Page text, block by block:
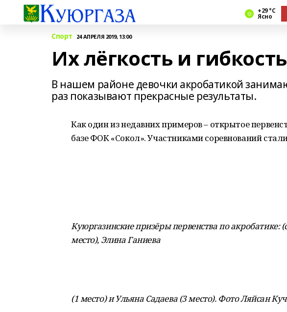
+29 °С
Ясно
Спорт 24 АПРЕЛЯ 2019, 13:00
Их лёгкость и
В нашем районе девочки акробатикой
раз показывают прекрасные результаты.
Как один из недавних примеров – открытое
базе ФОК «Сокол». Участниками соревнований
Куюргазинские призёры первенства по акробатике:
место), Элина Ганиева
(1 место) и Ульяна Садаева (3 место). Фото Ляйсан